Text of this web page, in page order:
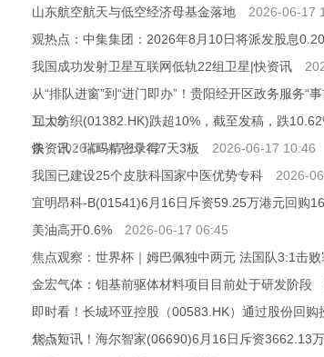
山东航空航天与低空经济母基金落地
2026-06-17
观热点：中集集团：2026年8月10日将派发股息
我国成功发射卫星互联网低轨22组卫星|快资讯
从“排队进窗”到“进门即办”！贵阳经开区政务服务“
11:03
互太纺织(01382.HK)跌超10%，截至发稿，跌
条
2026-06-17 10:42
快资讯：瑞玛精密录得7天3板
2026-06-17 10:46
我国已建设25个皮肤科国家中医优势专科
2026-
宜明昂科-B(01541)6月16日斥资59.25万港元回购
美油高开0.6%
2026-06-17 06:45
焦点观察：世界杯｜姆巴佩独中两元 法国队3:1击败
金宏气体：钼基前驱体材料项目目前处于研发阶段
即时看！长城环亚控股（00583.HK）通过股份回
18:57
焦点短讯！海尔智家(06690)6月16日斥资3662.13